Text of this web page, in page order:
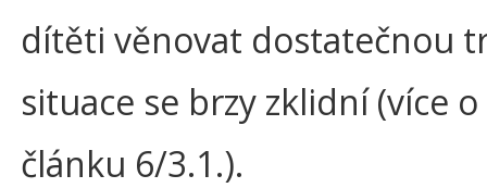
dítěti věnovat dostatečnou
situace se brzy zklidní (více
článku 6/3.1.).